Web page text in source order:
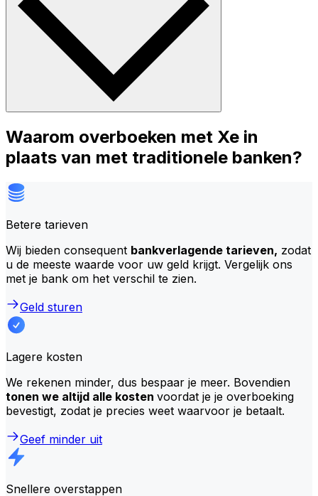
Waarom overboeken met Xe in
plaats van met traditionele banken?
Betere tarieven
Wij bieden consequent bankverlagende tarieven, zodat
u de meeste waarde voor uw geld krijgt. Vergelijk ons
met je bank om het verschil te zien.
Geld sturen
Lagere kosten
We rekenen minder, dus bespaar je meer. Bovendien
tonen we altijd alle kosten voordat je je overboeking
bevestigt, zodat je precies weet waarvoor je betaalt.
Geef minder uit
Snellere overstappen